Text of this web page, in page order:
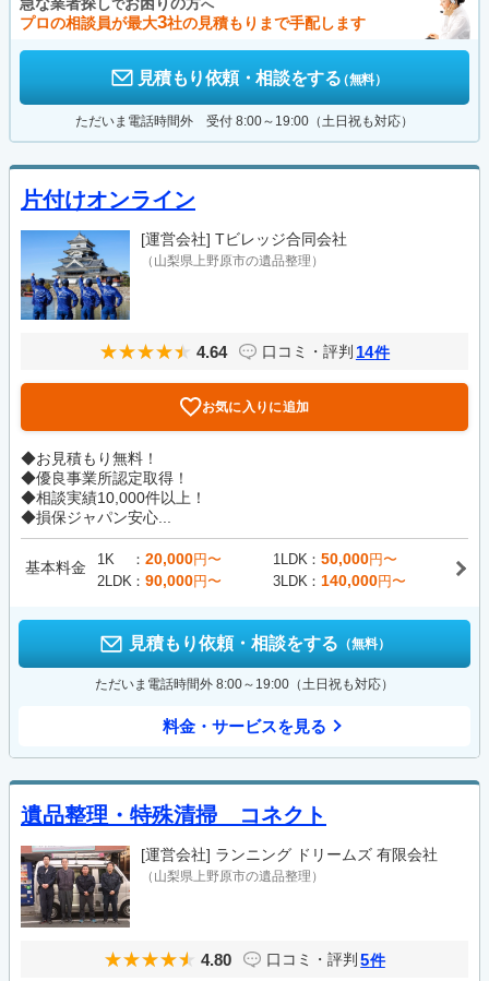
急な業者探しでお困りの方へ
プロの相談員が最大3社の見積もりまで手配します
見積もり依頼・相談をする（無料）
ただいま電話時間外 受付 8:00～19:00（土日祝も対応）
片付けオンライン
[運営会社] Tビレッジ合同会社
（山梨県上野原市の遺品整理）
4.64 口コミ・評判 14件
お気に入りに追加
◆お見積もり無料！
◆優良事業所認定取得！
◆相談実績10,000件以上！
◆損保ジャパン安心...
基本料金 1K 20,000円〜 1LDK 50,000円〜
2LDK
90,000円〜 3LDK 140,000円〜
見積もり依頼・相談をする （無料）
ただいま電話時間外 8:00～19:00（土日祝も対応）
料金・サービスを見る
遺品整理・特殊清掃 コネクト
[運営会社] ランニング ドリームズ 有限会社
（山梨県上野原市の遺品整理）
4.80 口コミ・評判 5件